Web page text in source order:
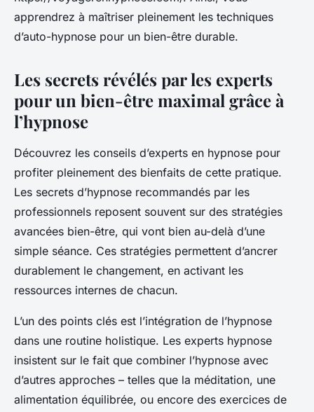
apprendrez à maîtriser pleinement les techniques
d’auto-hypnose pour un bien-être durable.
Les secrets révélés par les experts
pour un bien-être maximal grâce à
l’hypnose
Découvrez les conseils d’experts en hypnose pour
profiter pleinement des bienfaits de cette pratique.
Les secrets d’hypnose recommandés par les
professionnels reposent souvent sur des stratégies
avancées bien-être, qui vont bien au-delà d’une
simple séance. Ces stratégies permettent d’ancrer
durablement le changement, en activant les
ressources internes de chacun.
L’un des points clés est l’intégration de l’hypnose
dans une routine holistique. Les experts hypnose
insistent sur le fait que combiner l’hypnose avec
d’autres approches – telles que la méditation, une
alimentation équilibrée, ou encore des exercices de